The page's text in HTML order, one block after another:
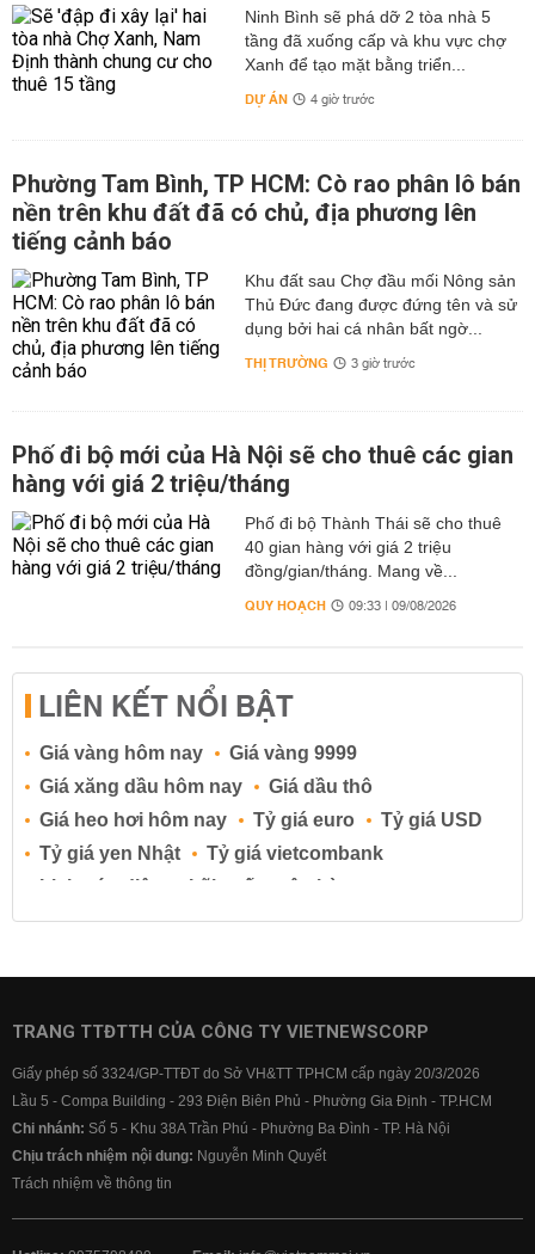
Ninh Bình sẽ phá dỡ 2 tòa nhà 5
tầng đã xuống cấp và khu vực chợ
Xanh để tạo mặt bằng triển...
DỰ ÁN 4 giờ trước
Phường Tam Bình, TP HCM: Cò rao phân lô bán
nền trên khu đất đã có chủ, địa phương lên
tiếng cảnh báo
Khu đất sau Chợ đầu mối Nông sản
Thủ Đức đang được đứng tên và sử
dụng bởi hai cá nhân bất ngờ...
THỊ TRƯỜNG 3 giờ trước
Phố đi bộ mới của Hà Nội sẽ cho thuê các gian
hàng với giá 2 triệu/tháng
Phố đi bộ Thành Thái sẽ cho thuê
40 gian hàng với giá 2 triệu
đồng/gian/tháng. Mang về...
QUY HOẠCH 09:33 | 09/08/2026
LIÊN KẾT NỔI BẬT
Giá vàng hôm nay
Giá vàng 9999
Giá xăng dầu hôm nay
Giá dầu thô
Giá heo hơi hôm nay
Tỷ giá euro
Tỷ giá USD
Tỷ giá yen Nhật
Tỷ giá vietcombank
Lịch cúp điện
Lãi suất ngân hàng
Lãi suất tiết kiệm
Lãi suất tiền gửi
Lãi suất ngân hàng BIDV
Lãi suất ngân hàng Vietcombank
TRANG TTĐTTH CỦA CÔNG TY VIETNEWSCORP
Giấy phép số 3324/GP-TTĐT do Sở VH&TT TPHCM cấp ngày 20/3/2026
Lầu 5 - Compa Building - 293 Điện Biên Phủ - Phường Gia Định - TP.HCM
Chi nhánh: Số 5 - Khu 38A Trần Phú - Phường Ba Đình - TP. Hà Nội
Chịu trách nhiệm nội dung: Nguyễn Minh Quyết
Trách nhiệm về thông tin